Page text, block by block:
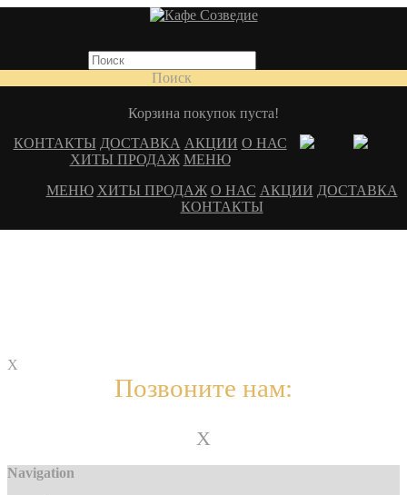
Поиск
Корзина покупок пуста!
КОНТАКТЫ ДОСТАВКА АКЦИИ О НАС
ХИТЫ ПРОДАЖ МЕНЮ
МЕНЮ ХИТЫ ПРОДАЖ О НАС АКЦИИ ДОСТАВКА
КОНТАКТЫ
X
Позвоните нам:
X
Navigation